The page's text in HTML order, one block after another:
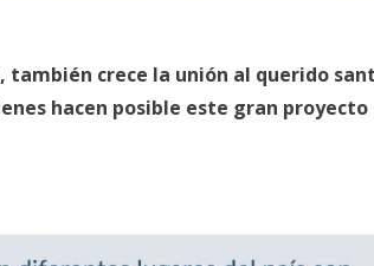
también crece la unión al querido
hacen posible este gran proyecto